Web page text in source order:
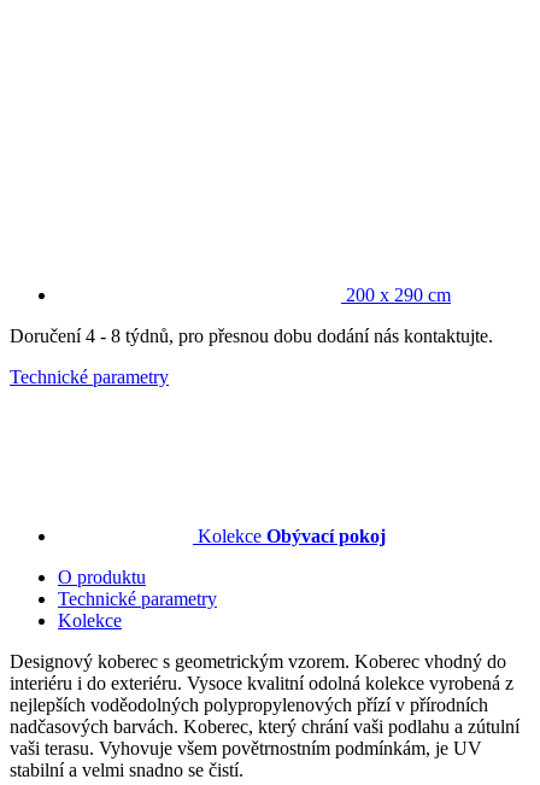
200 x 290 cm
Doručení 4 - 8 týdnů, pro přesnou dobu dodání nás kontaktujte.
Technické parametry
Kolekce Obývací pokoj
O produktu
Technické parametry
Kolekce
Designový koberec s geometrickým vzorem. Koberec vhodný do
interiéru i do exteriéru. Vysoce kvalitní odolná kolekce vyrobená z
nejlepších voděodolných polypropylenových přízí v přírodních
nadčasových barvách. Koberec, který chrání vaši podlahu a zútulní
vaši terasu. Vyhovuje všem povětrnostním podmínkám, je UV
stabilní a velmi snadno se čistí.